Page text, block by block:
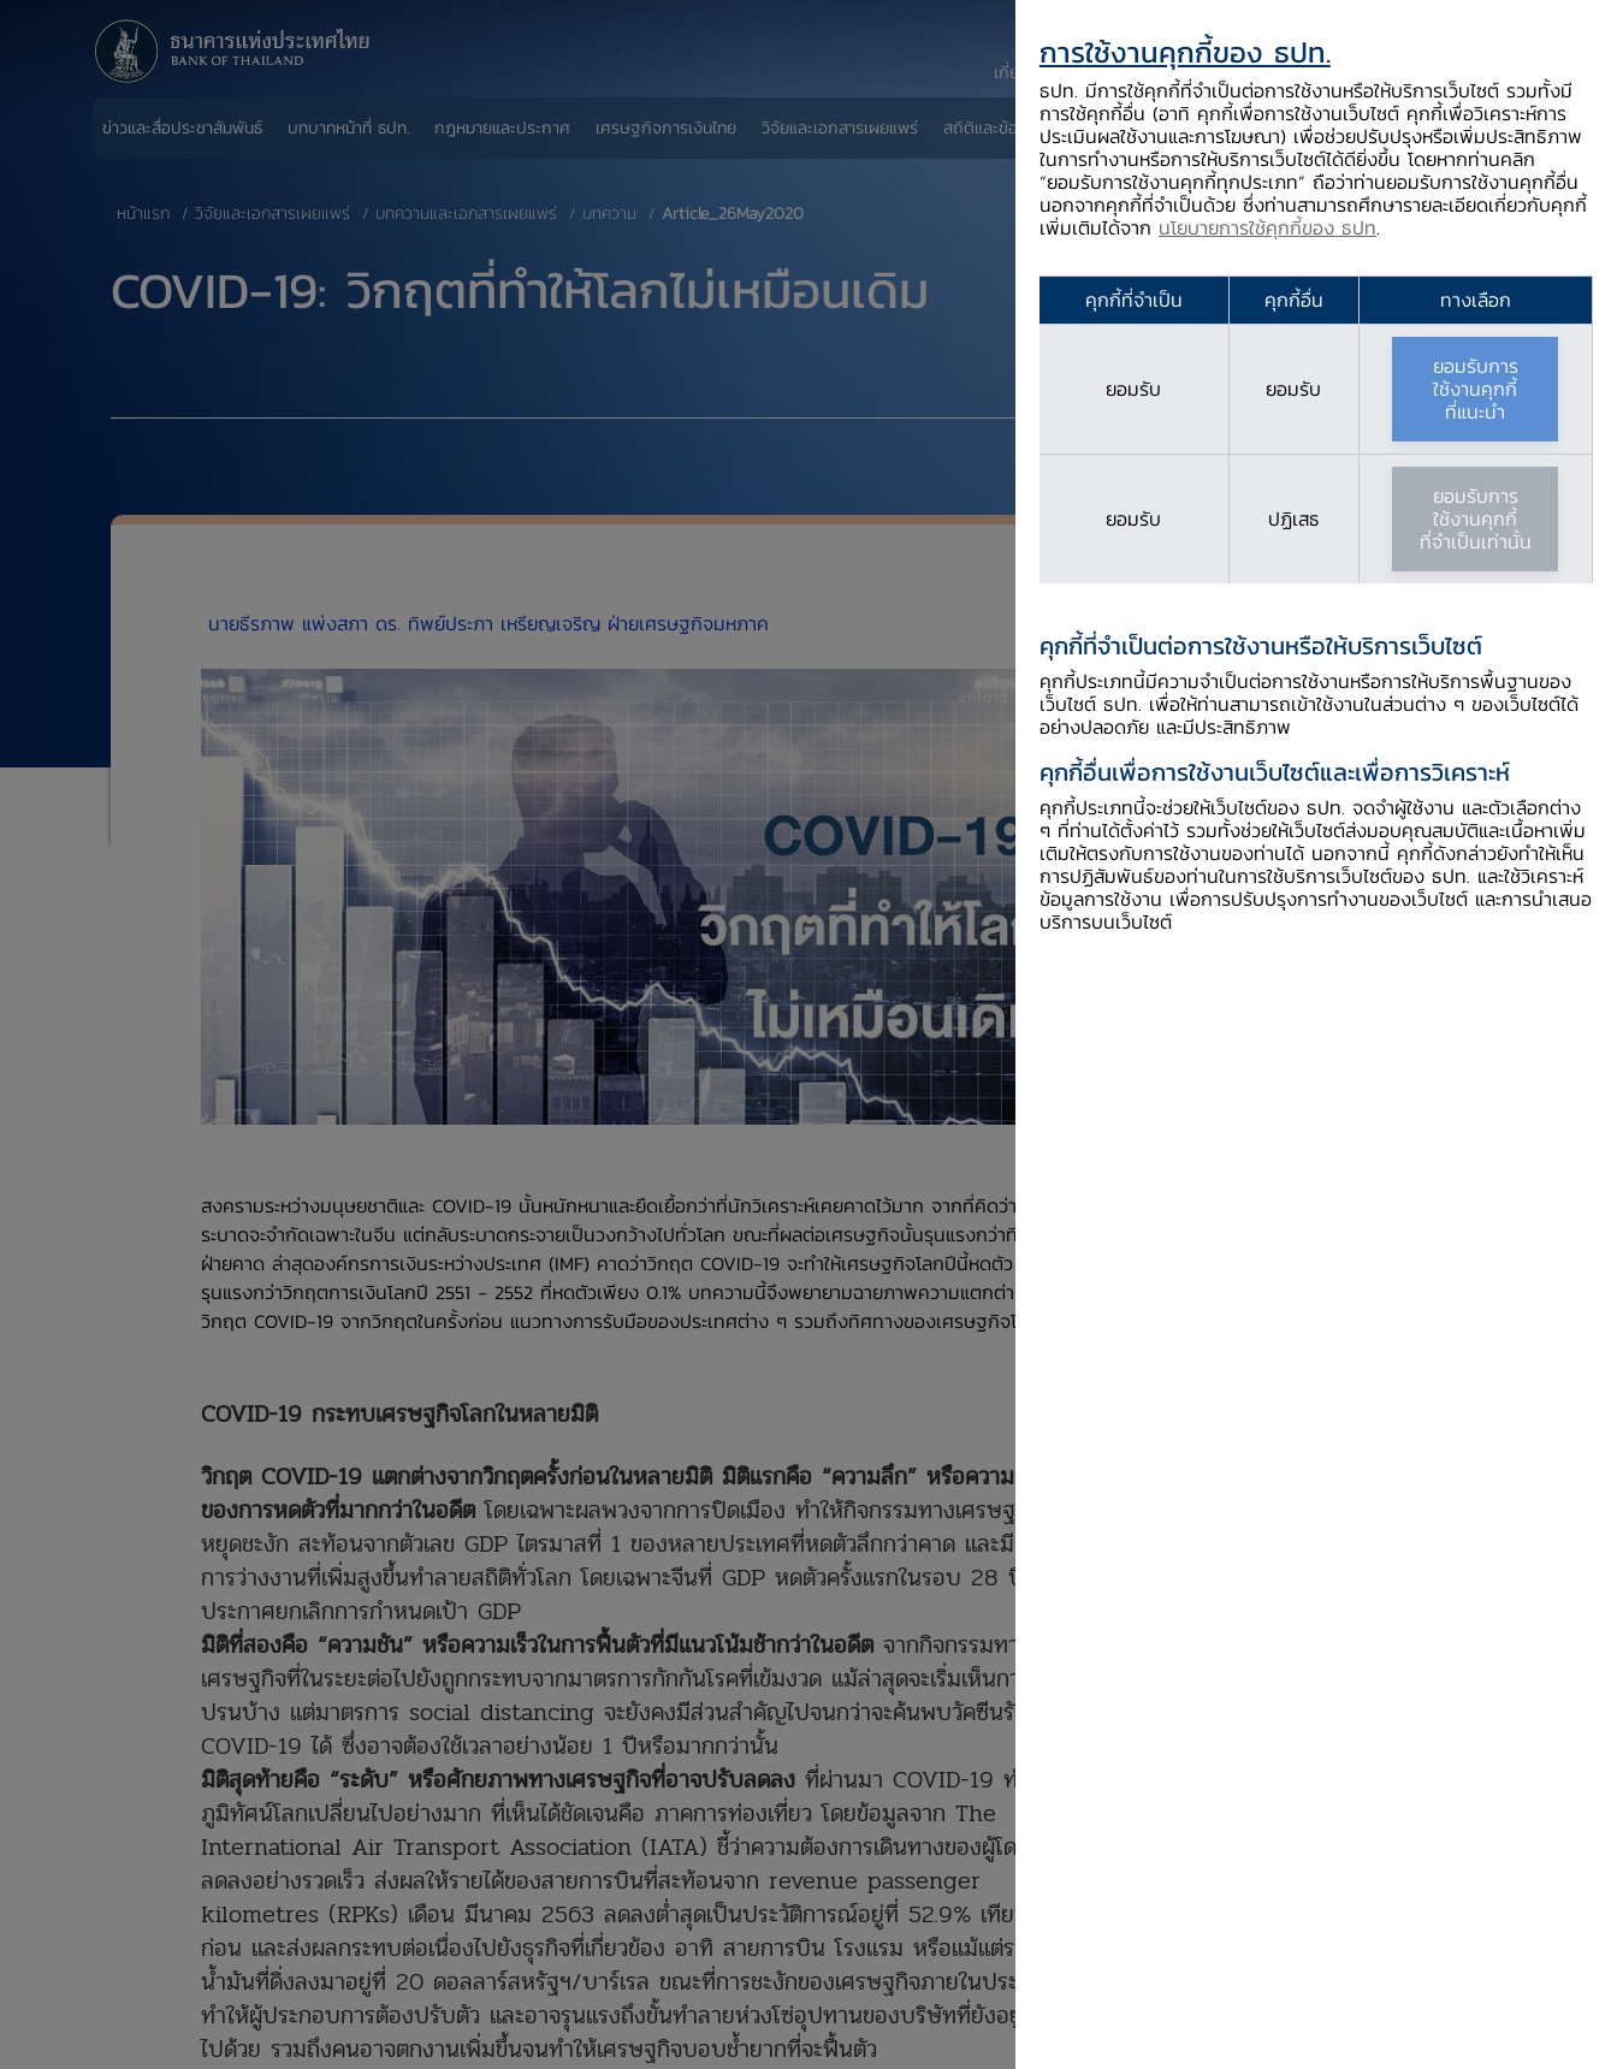
ข่าวและสื่อประชาสัมพันธ์ บทบาทหน้าที่ ธปท. กฎหมายและประกาศ เศรษฐกิจการเงินไทย วิจัยและเอกสารเผยแพร่ สถิติและข้อมูลเผยแพร่ บริการจาก ธปท. นวัตกรรมภาคการเงิน สตางค์ Story
เกี่ยวกับ ธปท. ติดต่อเรา ช่วยเหลือ / ร้องเรียน EN
หน้าแรก วิจัยและเอกสารเผยแพร่ บทความและเอกสารเผยแพร่ บทความ Article_26May2020
​COVID-19: วิกฤตที่ทำให้โลกไม่เหมือนเดิม
นายธีรภาพ แพ่งสภา ดร. ทิพย์ประภา เหรียญเจริญ ฝ่ายเศรษฐกิจมหภาค
สงครามระหว่างมนุษยชาติและ COVID-19 นั้นหนักหนาและยืดเยื้อกว่าที่นักวิเคราะห์เคยคาดไว้มาก จากที่คิดว่าการ
ระบาดจะจำกัดเฉพาะในจีน แต่กลับระบาดกระจายเป็นวงกว้างไปทั่วโลก ขณะที่ผลต่อเศรษฐกิจนั้นรุนแรงกว่าที่หลาย
ฝ่ายคาด ล่าสุดองค์กรการเงินระหว่างประเทศ (IMF) คาดว่าวิกฤต COVID-19 จะทำให้เศรษฐกิจโลกปีนี้หดตัว 3%
รุนแรงกว่าวิกฤตการเงินโลกปี 2551 - 2552 ที่หดตัวเพียง 0.1% บทความนี้จึงพยายามฉายภาพความแตกต่างของ
วิกฤต COVID-19 จากวิกฤตในครั้งก่อน แนวทางการรับมือของประเทศต่าง ๆ รวมถึงทิศทางของเศรษฐกิจโลก
COVID-19 กระทบเศรษฐกิจโลกในหลายมิติ
วิกฤต COVID-19 แตกต่างจากวิกฤตครั้งก่อนในหลายมิติ มิติแรกคือ “ความลึก” หรือความรุนแรง
ของการหดตัวที่มากกว่าในอดีต โดยเฉพาะผลพวงจากการปิดเมือง ทำให้กิจกรรมทางเศรษฐกิจ
หยุดชะงัก สะท้อนจากตัวเลข GDP ไตรมาสที่ 1 ของหลายประเทศที่หดตัวลึกกว่าคาด และมีอัตรา
การว่างงานที่เพิ่มสูงขึ้นทำลายสถิติทั่วโลก โดยเฉพาะจีนที่ GDP หดตัวครั้งแรกในรอบ 28 ปี และ
ประกาศยกเลิกการกำหนดเป้า GDP
มิติที่สองคือ “ความชัน” หรือความเร็วในการฟื้นตัวที่มีแนวโน้มช้ากว่าในอดีต จากกิจกรรมทาง
เศรษฐกิจที่ในระยะต่อไปยังถูกกระทบจากมาตรการกักกันโรคที่เข้มงวด แม้ล่าสุดจะเริ่มเห็นการผ่อน
ปรนบ้าง แต่มาตรการ social distancing จะยังคงมีส่วนสำคัญไปจนกว่าจะค้นพบวัคซีนรักษา
COVID-19 ได้ ซึ่งอาจต้องใช้เวลาอย่างน้อย 1 ปีหรือมากกว่านั้น
มิติสุดท้ายคือ “ระดับ” หรือศักยภาพทางเศรษฐกิจที่อาจปรับลดลง ที่ผ่านมา COVID-19 ทำให้
ภูมิทัศน์โลกเปลี่ยนไปอย่างมาก ที่เห็นได้ชัดเจนคือ ภาคการท่องเที่ยว โดยข้อมูลจาก The
International Air Transport Association (IATA) ชี้ว่าความต้องการเดินทางของผู้โดยสาร
ลดลงอย่างรวดเร็ว ส่งผลให้รายได้ของสายการบินที่สะท้อนจาก revenue passenger
kilometres (RPKs) เดือน มีนาคม 2563 ลดลงต่ำสุดเป็นประวัติการณ์อยู่ที่ 52.9% เทียบกับปี
ก่อน และส่งผลกระทบต่อเนื่องไปยังธุรกิจที่เกี่ยวข้อง อาทิ สายการบิน โรงแรม หรือแม้แต่ราคา
น้ำมันที่ดิ่งลงมาอยู่ที่ 20 ดอลลาร์สหรัฐฯ/บาร์เรล ขณะที่การชะงักของเศรษฐกิจภายในประเทศก็
ทำให้ผู้ประกอบการต้องปรับตัว และอาจรุนแรงถึงขั้นทำลายห่วงโซ่อุปทานของบริษัทที่ยังอยู่รอด
ไปด้วย รวมถึงคนอาจตกงานเพิ่มขึ้นจนทำให้เศรษฐกิจบอบช้ำยากที่จะฟื้นตัว
Download PDF
การใช้งานคุกกี้ของ ธปท.
ธปท. มีการใช้คุกกี้ที่จำเป็นต่อการใช้งานหรือให้บริการเว็บไซต์ รวมทั้งมี
การใช้คุกกี้อื่น (อาทิ คุกกี้เพื่อการใช้งานเว็บไซต์ คุกกี้เพื่อวิเคราะห์การ
ประเมินผลใช้งานและการโฆษณา) เพื่อช่วยปรับปรุงหรือเพิ่มประสิทธิภาพ
ในการทำงานหรือการให้บริการเว็บไซต์ได้ดียิ่งขึ้น โดยหากท่านคลิก
“ยอมรับการใช้งานคุกกี้ทุกประเภท” ถือว่าท่านยอมรับการใช้งานคุกกี้อื่น
นอกจากคุกกี้ที่จำเป็นด้วย ซึ่งท่านสามารถศึกษารายละเอียดเกี่ยวกับคุกกี้
เพิ่มเติมได้จาก นโยบายการใช้คุกกี้ของ ธปท.
คุกกี้ที่จำเป็น คุกกี้อื่น ทางเลือก
ยอมรับ ยอมรับ
ยอมรับการ
ใช้งานคุกกี้
ที่แนะนำ
ยอมรับ ปฏิเสธ
ยอมรับการ
ใช้งานคุกกี้
ที่จำเป็นเท่านั้น
คุกกี้ที่จำเป็นต่อการใช้งานหรือให้บริการเว็บไซต์
คุกกี้ประเภทนี้มีความจำเป็นต่อการใช้งานหรือการให้บริการพื้นฐานของ
เว็บไซต์ ธปท. เพื่อให้ท่านสามารถเข้าใช้งานในส่วนต่าง ๆ ของเว็บไซต์ได้
อย่างปลอดภัย และมีประสิทธิภาพ
คุกกี้อื่นเพื่อการใช้งานเว็บไซต์และเพื่อการวิเคราะห์
คุกกี้ประเภทนี้จะช่วยให้เว็บไซต์ของ ธปท. จดจำผู้ใช้งาน และตัวเลือกต่าง
ๆ ที่ท่านได้ตั้งค่าไว้ รวมทั้งช่วยให้เว็บไซต์ส่งมอบคุณสมบัติและเนื้อหาเพิ่ม
เติมให้ตรงกับการใช้งานของท่านได้ นอกจากนี้ คุกกี้ดังกล่าวยังทำให้เห็น
การปฏิสัมพันธ์ของท่านในการใช้บริการเว็บไซต์ของ ธปท. และใช้วิเคราะห์
ข้อมูลการใช้งาน เพื่อการปรับปรุงการทำงานของเว็บไซต์ และการนำเสนอ
บริการบนเว็บไซต์